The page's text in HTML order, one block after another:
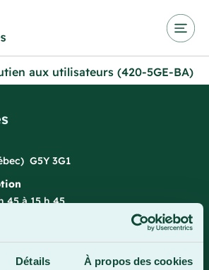
Détails À propos des cookies
aux utilisateurs (420-5GE-BA)
G5Y 3G1
45 à 15 h 45